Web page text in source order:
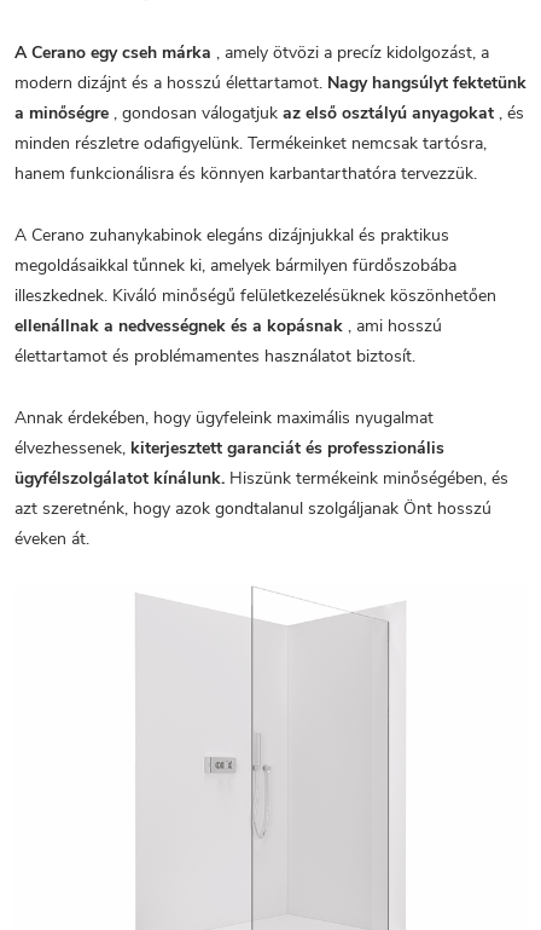
A Cerano egy cseh márka , amely ötvözi a precíz kidolgozást, a
modern dizájnt és a hosszú élettartamot. Nagy hangsúlyt fektetünk
a minőségre , gondosan válogatjuk az első osztályú anyagokat , és
minden részletre odafigyelünk. Termékeinket nemcsak tartósra,
hanem funkcionálisra és könnyen karbantarthatóra tervezzük.
A Cerano zuhanykabinok elegáns dizájnjukkal és praktikus
megoldásaikkal tűnnek ki, amelyek bármilyen fürdőszobába
illeszkednek. Kiváló minőségű felületkezelésüknek köszönhetően
ellenállnak a nedvességnek és a kopásnak , ami hosszú
élettartamot és problémamentes használatot biztosít.
Annak érdekében, hogy ügyfeleink maximális nyugalmat
élvezhessenek, kiterjesztett garanciát és professzionális
ügyfélszolgálatot kínálunk. Hiszünk termékeink minőségében, és
azt szeretnénk, hogy azok gondtalanul szolgáljanak Önt hosszú
éveken át.